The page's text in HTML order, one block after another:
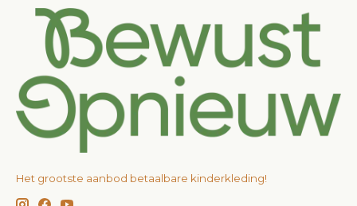
Het grootste aanbod betaalbare kinderkleding!